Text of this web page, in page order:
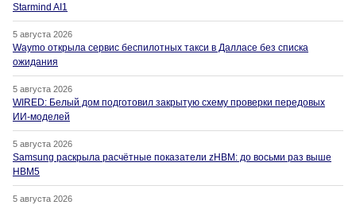
Starmind AI1
5 августа 2026
Waymo открыла сервис беспилотных такси в Далласе без списка
ожидания
5 августа 2026
WIRED: Белый дом подготовил закрытую схему проверки передовых
ИИ-моделей
5 августа 2026
Samsung раскрыла расчётные показатели zHBM: до восьми раз выше
HBM5
5 августа 2026